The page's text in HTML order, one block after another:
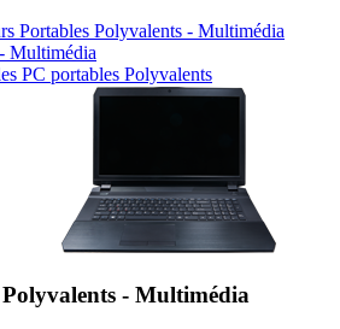
Multimédia
PC portables Polyvalents
Polyvalents - Multimédia